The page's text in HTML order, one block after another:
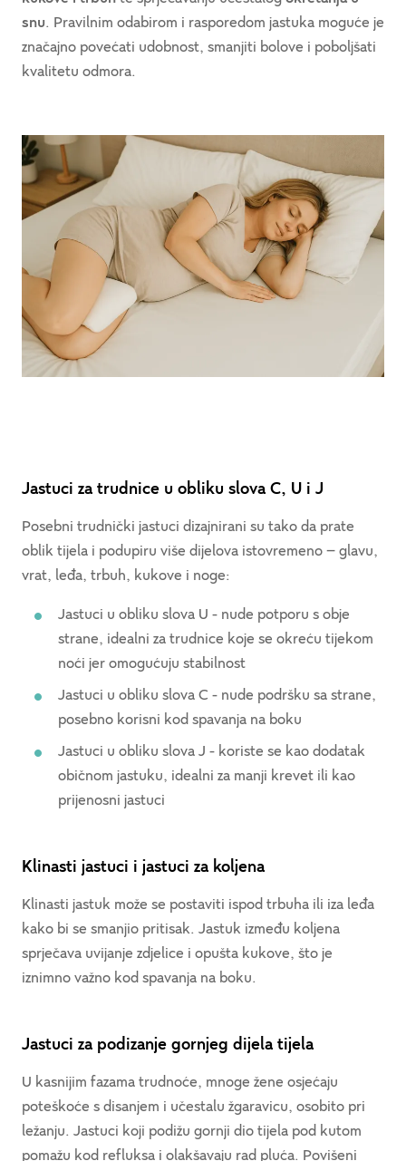
snu. Pravilnim odabirom i rasporedom jastuka moguće je
značajno povećati udobnost, smanjiti bolove i poboljšati
kvalitetu odmora.
Jastuci za trudnice u obliku slova C, U i J
Posebni trudnički jastuci dizajnirani su tako da prate
oblik tijela i podupiru više dijelova istovremeno – glavu,
vrat, leđa, trbuh, kukove i noge:
Jastuci u obliku slova U - nude potporu s obje
strane, idealni za trudnice koje se okreću tijekom
noći jer omogućuju stabilnost
Jastuci u obliku slova C - nude podršku sa strane,
posebno korisni kod spavanja na boku
Jastuci u obliku slova J - koriste se kao dodatak
običnom jastuku, idealni za manji krevet ili kao
prijenosni jastuci
Klinasti jastuci i jastuci za koljena
Klinasti jastuk može se postaviti ispod trbuha ili iza leđa
kako bi se smanjio pritisak. Jastuk između koljena
sprječava uvijanje zdjelice i opušta kukove, što je
iznimno važno kod spavanja na boku.
Jastuci za podizanje gornjeg dijela tijela
U kasnijim fazama trudnoće, mnoge žene osjećaju
poteškoće s disanjem i učestalu žgaravicu, osobito pri
ležanju. Jastuci koji podižu gornji dio tijela pod kutom
pomažu kod refluksa i olakšavaju rad pluća. Povišeni